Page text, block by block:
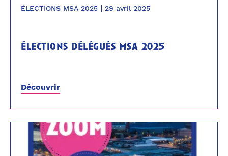
ÉLECTIONS MSA 2025 29 avril 2025
élections délégués msa 2025
Découvrir